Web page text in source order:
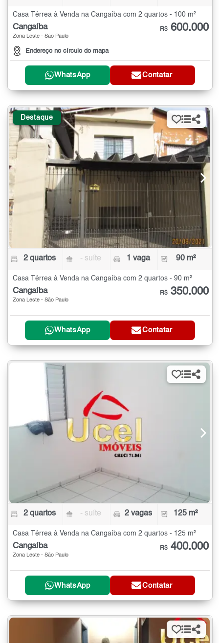
Casa Térrea à Venda na Cangaíba com 2 quartos - 100 m²
Cangaíba
Zona Leste - São Paulo
Endereço no círculo do mapa
R$ 600.000
WhatsApp Contatar
Destaque
2 quartos - suíte 1 vaga 90 m²
Casa Térrea à Venda na Cangaíba com 2 quartos - 90 m²
Cangaíba
Zona Leste - São Paulo
R$ 350.000
WhatsApp Contatar
2 quartos - suíte 2 vagas 125 m²
Casa Térrea à Venda na Cangaíba com 2 quartos - 125 m²
Cangaíba
Zona Leste - São Paulo
R$ 400.000
WhatsApp Contatar